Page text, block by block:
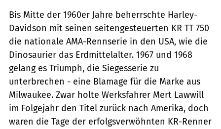
Bis Mitte der 1960er Jahre beherrschte Harley-
Davidson mit seinen seitengesteuerten KR TT 750
die nationale AMA-Rennserie in den USA, wie die
Dinosaurier das Erdmittelalter. 1967 und 1968
gelang es Triumph, die Siegesserie zu
unterbrechen - eine Blamage für die Marke aus
Milwaukee. Zwar holte Werksfahrer Mert Lawwill
im Folgejahr den Titel zurück nach Amerika, doch
waren die Tage der erfolgsverwöhnten KR-Renner